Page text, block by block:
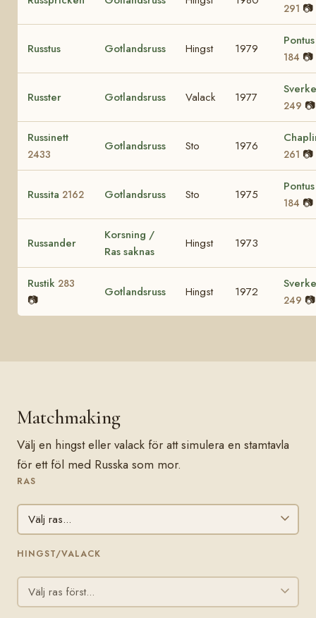
291 📷
Russtus Gotlandsruss Hingst 1979
Pontus
184 📷
Russter Gotlandsruss Valack 1977
249 📷
Russinett
2433
Gotlandsruss Sto 1976
261 📷
Russita 2162 Gotlandsruss Sto 1975
Pontus
184 📷
Russander
Korsning /
Ras saknas
Hingst 1973
Rustik 283
📷
Gotlandsruss Hingst 1972
249 📷
Matchmaking
Välj en hingst eller valack för att simulera en stamtavla
för ett föl med Russka som mor.
RAS
HINGST/VALACK